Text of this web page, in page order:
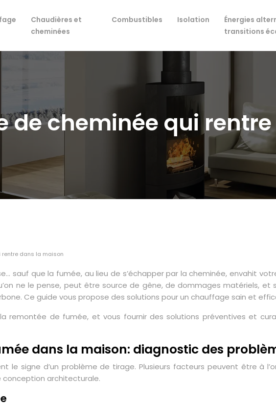
Chaudières et
cheminées
Combustibles Isolation
Énergies
transitions
de cheminée qui
rentre dans la maison
sauf que la fumée, au lieu de s’échapper par la cheminée, envahit
ne le pense, peut être source de gêne, de dommages matériels,
Ce guide vous propose des solutions pour un chauffage sain et
remontée de fumée, et vous fournir des solutions préventives et
dans la maison: diagnostic des
le signe d’un problème de tirage. Plusieurs facteurs peuvent être à
architecturale.